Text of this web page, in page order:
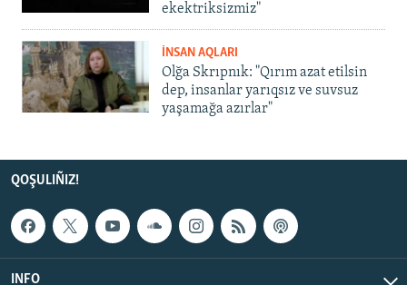
ekektriksizmiz"
İNSAN AQLARI
Olğa Skrıpnık: "Qırım azat etilsin
dep, insanlar yarıqsız ve suvsuz
yaşamağa azırlar"
QOŞULIÑIZ!
INFO